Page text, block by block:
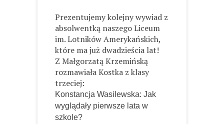
Prezentujemy kolejny wywiad z
absolwentką naszego Liceum
im. Lotników Amerykańskich,
które ma już dwadzieścia lat!
Z Małgorzatą Krzemińską
rozmawiała Kostka z klasy
trzeciej:
Konstancja Wasilewska: Jak
wyglądały pierwsze lata w
szkole?